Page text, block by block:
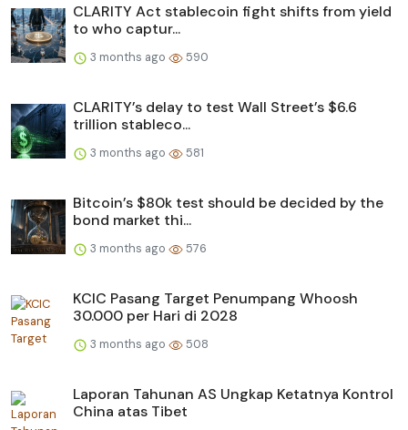
CLARITY Act stablecoin fight shifts from yield
to who captur...
3 months ago 590
CLARITY’s delay to test Wall Street’s $6.6
trillion stableco...
3 months ago 581
Bitcoin’s $80k test should be decided by the
bond market thi...
3 months ago 576
KCIC Pasang Target Penumpang Whoosh
30.000 per Hari di 2028
3 months ago 508
Laporan Tahunan AS Ungkap Ketatnya Kontrol
China atas Tibet